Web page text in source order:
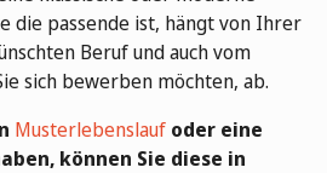
die passende ist, hängt von Ihrer
Beruf und auch vom
sich bewerben möchten, ab.
Musterlebenslauf oder eine
können Sie diese in